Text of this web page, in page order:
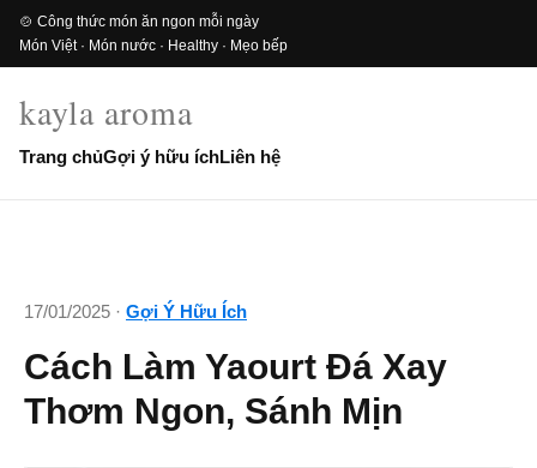
🍲 Công thức món ăn ngon mỗi ngày
Món Việt · Món nước · Healthy · Mẹo bếp
kayla aroma
Trang chủGợi ý hữu íchLiên hệ
17/01/2025 · Gợi Ý Hữu Ích
Cách Làm Yaourt Đá Xay
Thơm Ngon, Sánh Mịn